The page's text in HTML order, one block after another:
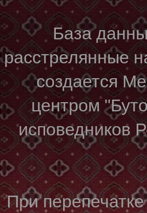
База
расстрелянные
создается
центром
исповедников
При